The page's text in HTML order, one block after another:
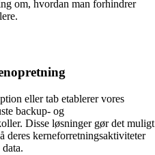
om, hvordan man forhindrer
eller tab etablerer vores
backup- og
Disse løsninger gør det muligt
deres kerneforretningsaktiviteter